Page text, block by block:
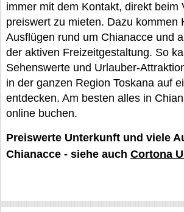
immer mit dem Kontakt, direkt beim
preiswert zu mieten. Dazu kommen
Ausflügen rund um Chianacce und
der aktiven Freizeitgestaltung. So
Sehenswerte und Urlauber-
in der ganzen Region Toskana auf
entdecken. Am besten alles in
online buchen.
Preiswerte Unterkunft und viele
Chianacce - siehe auch Cortona